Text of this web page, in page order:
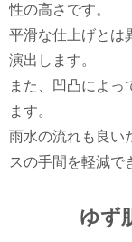
性の高さです。
平滑な仕上げとは
演出します。
また、凹凸によっ
ます。
雨水の流れも良い
スの手間を軽減で
ゆず